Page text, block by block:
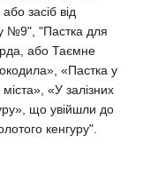
або засіб від
№9", "Пастка для
або Таємне
«Пастка у
«У залізних
що увійшли до
кенгуру".